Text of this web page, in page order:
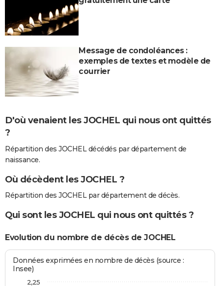
Message de condoléances :
exemples de textes et modèle de
courrier
D'où venaient les JOCHEL qui nous ont quittés
?
Répartition des JOCHEL décédés par département de
naissance.
Où décèdent les JOCHEL ?
Répartition des JOCHEL par département de décès.
Qui sont les JOCHEL qui nous ont quittés ?
Evolution du nombre de décès de JOCHEL
Données exprimées en nombre de décès (source :
Insee)
2,25